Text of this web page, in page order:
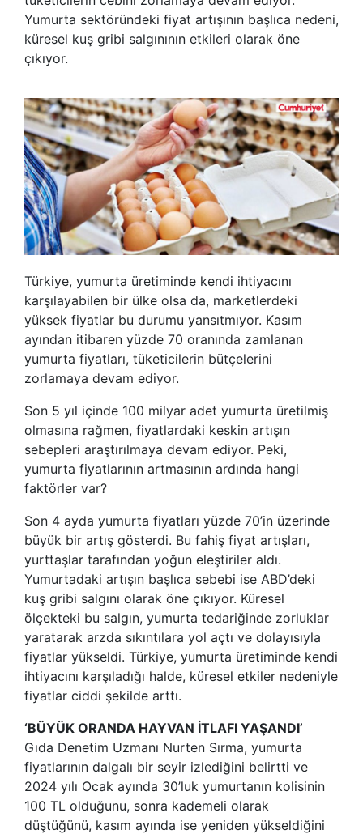
Yumurta sektöründeki fiyat artışının başlıca nedeni,
küresel kuş gribi salgınının etkileri olarak öne
çıkıyor.
Türkiye, yumurta üretiminde kendi ihtiyacını
karşılayabilen bir ülke olsa da, marketlerdeki
yüksek fiyatlar bu durumu yansıtmıyor. Kasım
ayından itibaren yüzde 70 oranında zamlanan
yumurta fiyatları, tüketicilerin bütçelerini
zorlamaya devam ediyor.
Son 5 yıl içinde 100 milyar adet yumurta üretilmiş
olmasına rağmen, fiyatlardaki keskin artışın
sebepleri araştırılmaya devam ediyor. Peki,
yumurta fiyatlarının artmasının ardında hangi
faktörler var?
Son 4 ayda yumurta fiyatları yüzde 70’in üzerinde
büyük bir artış gösterdi. Bu fahiş fiyat artışları,
yurttaşlar tarafından yoğun eleştiriler aldı.
Yumurtadaki artışın başlıca sebebi ise ABD’deki
kuş gribi salgını olarak öne çıkıyor. Küresel
ölçekteki bu salgın, yumurta tedariğinde zorluklar
yaratarak arzda sıkıntılara yol açtı ve dolayısıyla
fiyatlar yükseldi. Türkiye, yumurta üretiminde kendi
ihtiyacını karşıladığı halde, küresel etkiler nedeniyle
fiyatlar ciddi şekilde arttı.
‘BÜYÜK ORANDA HAYVAN İTLAFI YAŞANDI’
Gıda Denetim Uzmanı Nurten Sırma, yumurta
fiyatlarının dalgalı bir seyir izlediğini belirtti ve
2024 yılı Ocak ayında 30’luk yumurtanın kolisinin
100 TL olduğunu, sonra kademeli olarak
düştüğünü, kasım ayında ise yeniden yükseldiğini